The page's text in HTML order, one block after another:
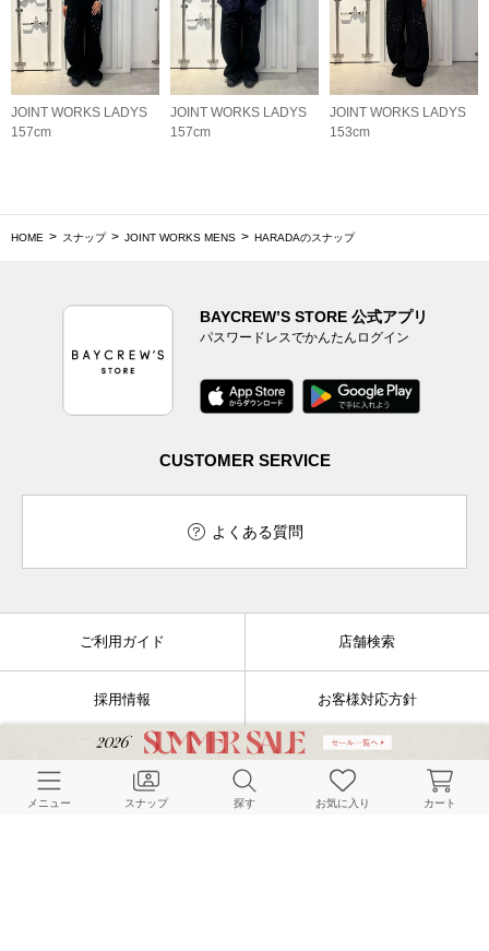
JOINT WORKS LADYS
157cm
JOINT WORKS LADYS
157cm
JOINT WORKS LADYS
153cm
HOME スナップ JOINT WORKS MENS HARADAのスナップ
BAYCREW’S STORE 公式アプリ
パスワードレスでかんたんログイン
CUSTOMER SERVICE
よくある質問
ご利用ガイド 店舗検索
採用情報 お客様対応方針
利用規約 企業情報
メニュー スナップ 探す お気に入り カート